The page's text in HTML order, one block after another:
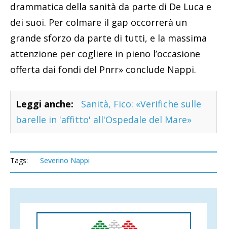
drammatica della sanità da parte di De Luca e
dei suoi. Per colmare il gap occorrerà un
grande sforzo da parte di tutti, e la massima
attenzione per cogliere in pieno l’occasione
offerta dai fondi del Pnrr» conclude Nappi.
Leggi anche:
Sanità, Fico: «Verifiche sulle
barelle in 'affitto' all'Ospedale del Mare»
Tags: Severino Nappi